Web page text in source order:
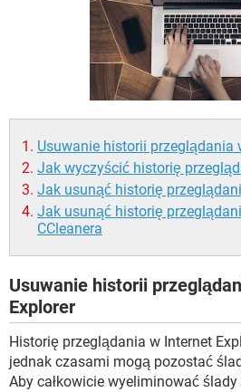
Usuwanie historii przeglądania
Jak wyczyścić historię
Jak usunąć historię
Jak usunąć historię
CCleanera
Usuwanie historii
Explorer
Historię przeglądania w Internet
jednak czasami mogą pozostać
Aby całkowicie wyeliminować